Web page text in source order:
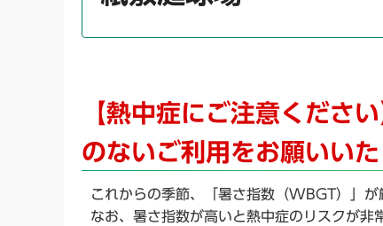
【熱中症にご注意くださ
のないご利用をお願いいた
これからの季節、「暑さ指数（WBGT）」が
なお、暑さ指数が高いと熱中症のリスクが非